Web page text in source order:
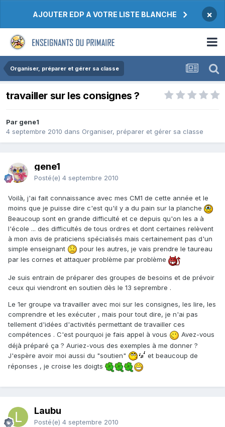
AJOUTER EDP A VOTRE LISTE BLANCHE ×
Organiser, préparer et gérer sa classe
travailler sur les consignes ?
Par gene1
4 septembre 2010 dans Organiser, préparer et gérer sa classe
gene1
Posté(e) 4 septembre 2010
Voilà, j'ai fait connaissance avec mes CM1 de cette année et le
moins que je puisse dire c'est qu'il y a du pain sur la planche
Beaucoup sont en grande difficulté et ce depuis qu'on les a à
l'école ... des difficultés de tous ordres et dont certaines relèvent
à mon avis de praticiens spécialisés mais certainement pas d'un
simple enseignant
pour les autres, je vais prendre le taureau
par les cornes et attaquer problème par problème
Je suis entrain de préparer des groupes de besoins et de prévoir
ceux qui viendront en soutien dès le 13 seprembre .
Le 1er groupe va travailler avec moi sur les consignes, les lire, les
comprendre et les exécuter , mais pour tout dire, je n'ai pas
tellement d'idées d'activités permettant de travailler ces
compétences . C'est pourquoi je fais appel à vous
Avez-vous
déjà préparé ça ? Auriez-vous des exemples à me donner ?
J'espère avoir moi aussi du "soutien"
et beaucoup de
réponses , je croise les doigts
Laubu
Posté(e) 4 septembre 2010